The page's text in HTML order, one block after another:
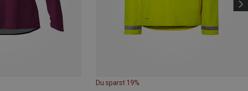
Du sparst 19%